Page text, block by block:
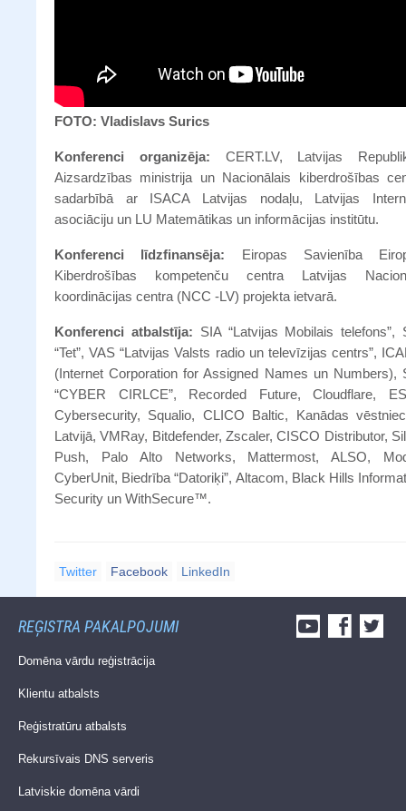
FOTO: Vladislavs Surics
Konferenci organizēja: CERT.LV, Latvijas
Aizsardzības ministrija un Nacionālais kiberdrošības
sadarbībā ar ISACA Latvijas nodaļu, Latvijas
asociāciju un LU Matemātikas un informācijas institūtu.
Konferenci līdzfinansēja: Eiropas Savienība
Kiberdrošības kompetenču centra Latvijas
koordinācijas centra (NCC -LV) projekta ietvarā.
Konferenci atbalstīja: SIA “Latvijas Mobilais telefons”,
“Tet”, VAS “Latvijas Valsts radio un televīzijas centrs”,
(Internet Corporation for Assigned Names un Numbers),
“CYBER CIRLCE”, Recorded Future, Cloudflare,
Cybersecurity, Squalio, CLICO Baltic, Kanādas
Latvijā, VMRay, Bitdefender, Zscaler, CISCO Distributor,
Push, Palo Alto Networks, Mattermost, ALSO,
CyberUnit, Biedrība “Datoriķi”, Altacom, Black Hills
Security un WithSecure™.
Twitter Facebook LinkedIn
REĢISTRA PAKALPOJUMI
Domēna vārdu reģistrācija
Klientu atbalsts
Reģistratūru atbalsts
Rekursīvais DNS serveris
Latviskie domēna vārdi